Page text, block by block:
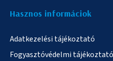
Hasznos informáciok
Adatkezelési tájékoztató
Fogyasztóvédelmi tájékoztató